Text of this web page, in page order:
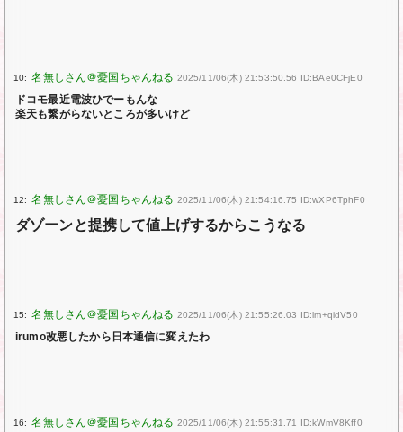
10: 2025/11/06(木) 21:53:50.56 ID:BAe0CFjE0
ドコモ最近電波ひでーもんな
楽天も繋がらないところが多いけど
12: 2025/11/06(木) 21:54:16.75 ID:wXP6TphF0
ダゾーンと提携して値上げするからこうなる
15: 2025/11/06(木) 21:55:26.03 ID:lm+qidV50
irumo改悪したから日本通信に変えたわ
16: 2025/11/06(木) 21:55:31.71 ID:kWmV8Kff0